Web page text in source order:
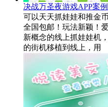
决战万圣夜游戏APP案例
可以天天抓娃娃和推金
全国包邮！玩法新颖！
新概念的线上抓娃娃机
的街机移植到线上，用